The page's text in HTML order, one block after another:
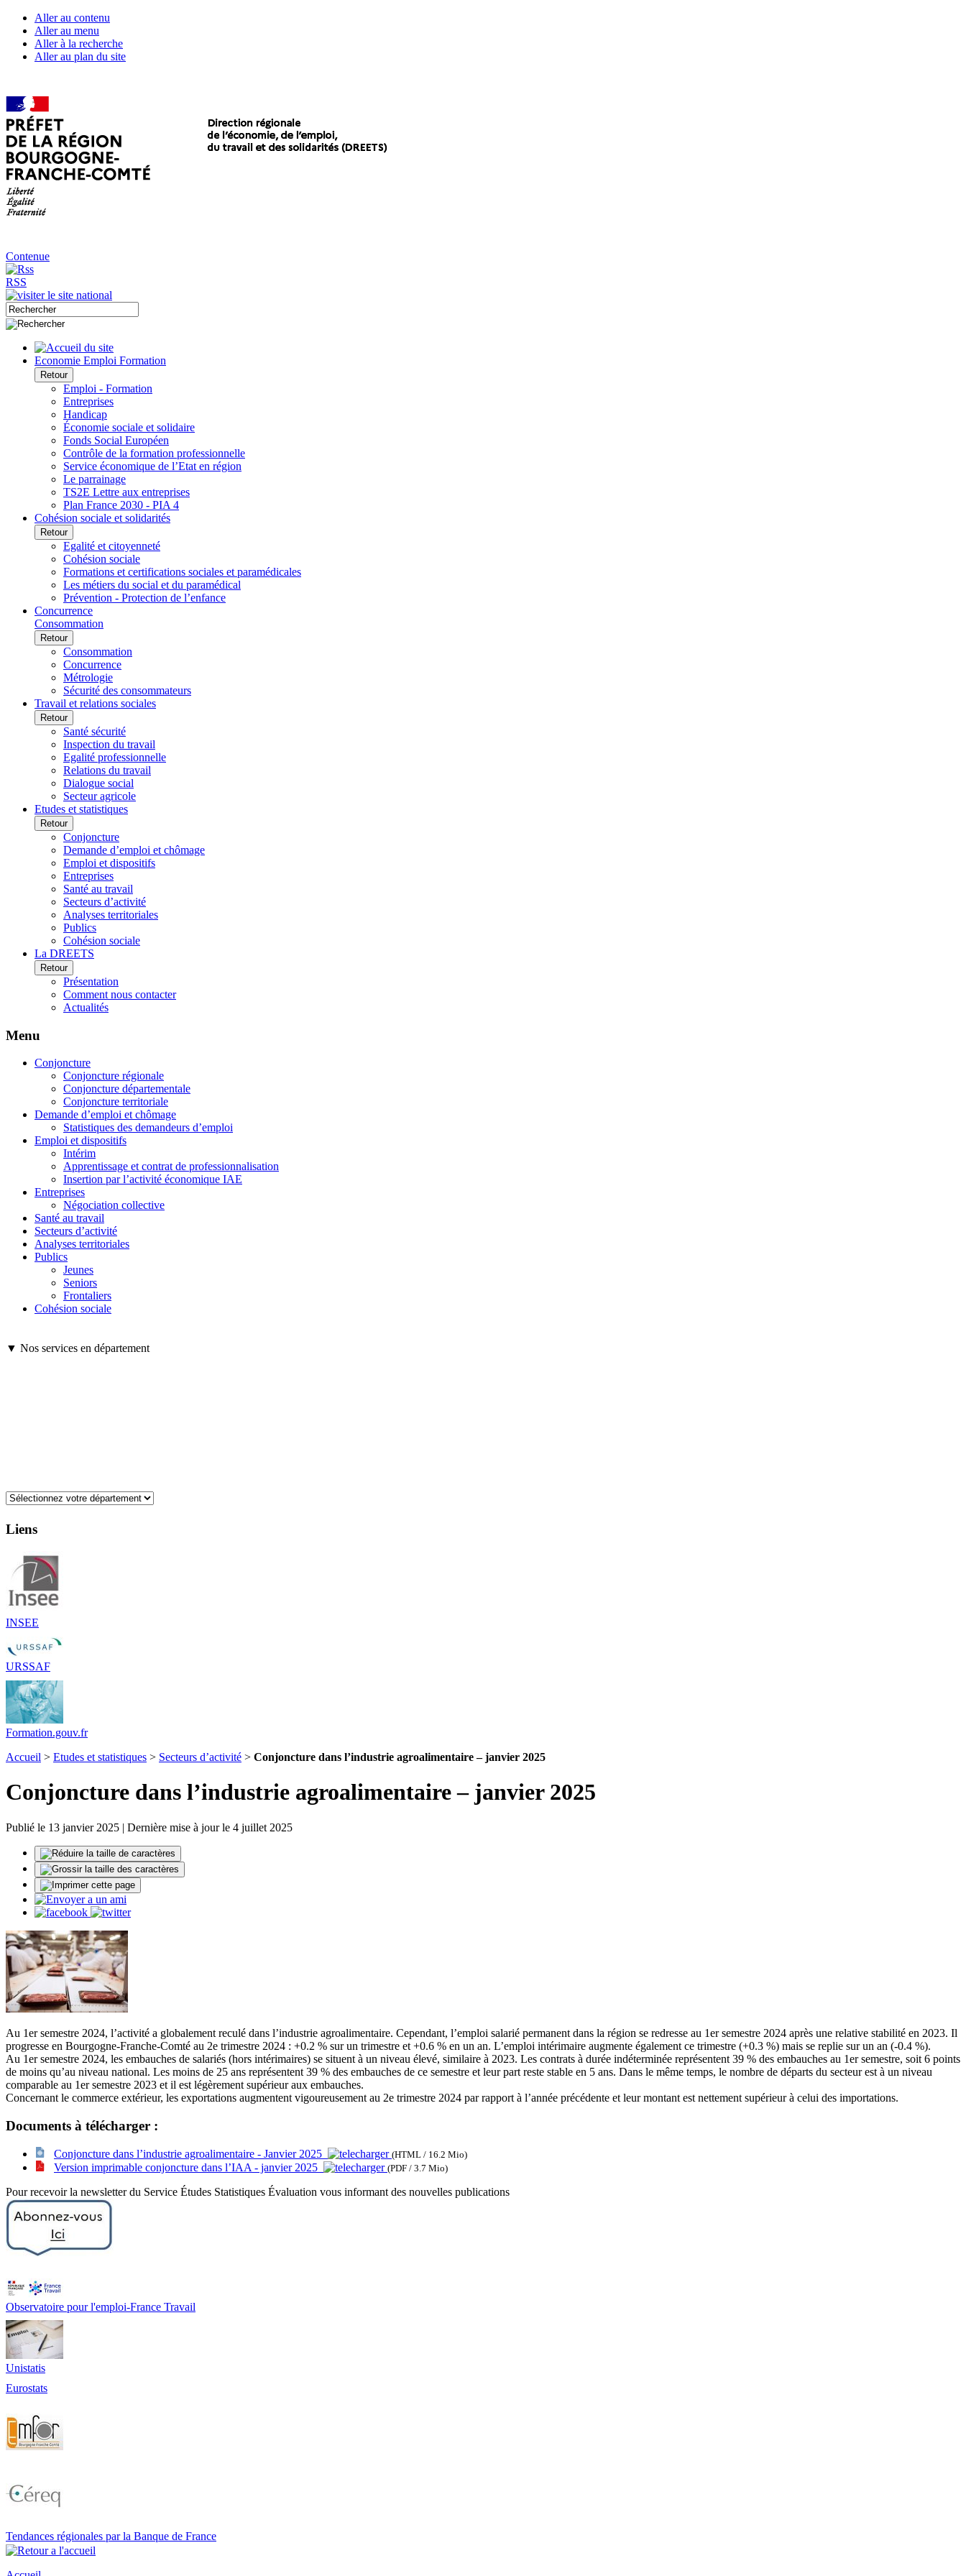
Aller au contenu
Aller au menu
Aller à la recherche
Aller au plan du site
Contenue
RSS
Economie Emploi Formation
Retour
Emploi - Formation
Entreprises
Handicap
Économie sociale et solidaire
Fonds Social Européen
Contrôle de la formation professionnelle
Service économique de l’Etat en région
Le parrainage
TS2E Lettre aux entreprises
Plan France 2030 - PIA 4
Cohésion sociale et solidarités
Retour
Egalité et citoyenneté
Cohésion sociale
Formations et certifications sociales et paramédicales
Les métiers du social et du paramédical
Prévention - Protection de l’enfance
Concurrence
Consommation
Retour
Consommation
Concurrence
Métrologie
Sécurité des consommateurs
Travail et relations sociales
Retour
Santé sécurité
Inspection du travail
Egalité professionnelle
Relations du travail
Dialogue social
Secteur agricole
Etudes et statistiques
Retour
Conjoncture
Demande d’emploi et chômage
Emploi et dispositifs
Entreprises
Santé au travail
Secteurs d’activité
Analyses territoriales
Publics
Cohésion sociale
La DREETS
Retour
Présentation
Comment nous contacter
Actualités
Menu
Conjoncture
Conjoncture régionale
Conjoncture départementale
Conjoncture territoriale
Demande d’emploi et chômage
Statistiques des demandeurs d’emploi
Emploi et dispositifs
Intérim
Apprentissage et contrat de professionnalisation
Insertion par l’activité économique IAE
Entreprises
Négociation collective
Santé au travail
Secteurs d’activité
Analyses territoriales
Publics
Jeunes
Seniors
Frontaliers
Cohésion sociale
▼ Nos services en département
Liens
INSEE
URSSAF
Formation.gouv.fr
Accueil > Etudes et statistiques > Secteurs d’activité > Conjoncture dans l’industrie agroalimentaire – janvier 2025
Conjoncture dans l’industrie agroalimentaire – janvier 2025
Publié le 13 janvier 2025 | Dernière mise à jour le 4 juillet 2025
Au 1er semestre 2024, l’activité a globalement reculé dans l’industrie agroalimentaire. Cependant, l’emploi salarié permanent dans la région se redresse au 1er semestre 2024 après une relative stabilité en 2023. Il
progresse en Bourgogne-Franche-Comté au 2e trimestre 2024 : +0.2 % sur un trimestre et +0.6 % en un an. L’emploi intérimaire augmente également ce trimestre (+0.3 %) mais se replie sur un an (-0.4 %).
Au 1er semestre 2024, les embauches de salariés (hors intérimaires) se situent à un niveau élevé, similaire à 2023. Les contrats à durée indéterminée représentent 39 % des embauches au 1er semestre, soit 6 points
de moins qu’au niveau national. Les moins de 25 ans représentent 39 % des embauches de ce semestre et leur part reste stable en 5 ans. Dans le même temps, le nombre de départs du secteur est à un niveau
comparable au 1er semestre 2023 et il est légèrement supérieur aux embauches.
Concernant le commerce extérieur, les exportations augmentent vigoureusement au 2e trimestre 2024 par rapport à l’année précédente et leur montant est nettement supérieur à celui des importations.
Documents à télécharger :
Conjoncture dans l’industrie agroalimentaire - Janvier 2025 (HTML / 16.2 Mio)
Version imprimable conjoncture dans l’IAA - janvier 2025 (PDF / 3.7 Mio)
Pour recevoir la newsletter du Service Études Statistiques Évaluation vous informant des nouvelles publications
Observatoire pour l'emploi-France Travail
Unistatis
Eurostats
Tendances régionales par la Banque de France